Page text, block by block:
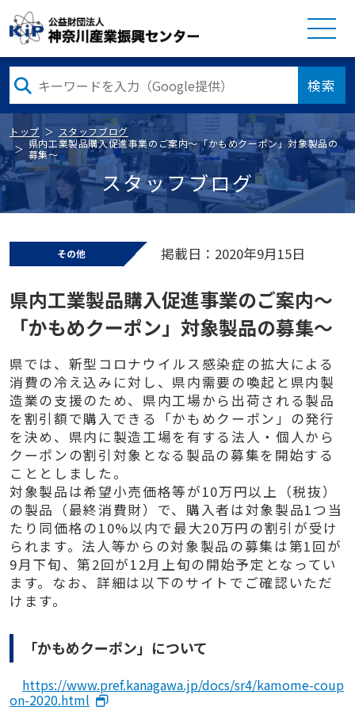
検索
トップ
スタッフブログ
県内工業製品購入促進事業のご案内～「かもめクーポン」対象製品の
募集～
スタッフブログ
その他 掲載日：2020年9月15日
県内工業製品購入促進事業のご案内～
「かもめクーポン」対象製品の募集～
県では、新型コロナウイルス感染症の拡大による
消費の冷え込みに対し、県内需要の喚起と県内製
造業の支援のため、県内工場から出荷される製品
を割引額で購入できる「かもめクーポン」の発行
を決め、県内に製造工場を有する法人・個人から
クーポンの割引対象となる製品の募集を開始する
こととしました。
対象製品は希望小売価格等が10万円以上（税抜）
の製品（最終消費財）で、購入者は対象製品1つ当
たり同価格の10%以内で最大20万円の割引が受け
られます。法人等からの対象製品の募集は第1回が
9月下旬、第2回が12月上旬の開始予定となってい
ます。なお、詳細は以下のサイトでご確認いただ
けます。
「かもめクーポン」について
https://www.pref.kanagawa.jp/docs/sr4/kamome-coup
on-2020.html